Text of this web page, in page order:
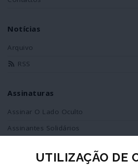
Notícias
Arquivo
RSS
Assinaturas
Assinar O Lado Oculto
Assinantes Solidários
Redes SociaisUTILIZAÇÃO DE